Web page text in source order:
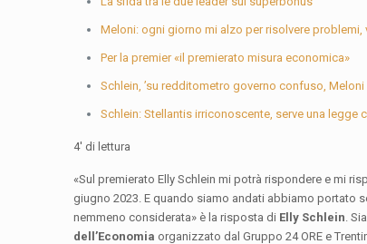
Meloni: ogni giorno mi alzo per risolvere
Per la premier «il premierato misura economica»
Schlein, ’su redditometro governo confuso, Meloni
Schlein: Stellantis irriconoscente, serve una legge
4′ di lettura
«Sul premierato Elly Schlein mi potrà rispondere e mi
giugno 2023. E quando siamo andati abbiamo portato
nemmeno considerata» è la risposta di Elly Schlein .
dell’Economia organizzato dal Gruppo 24 ORE e